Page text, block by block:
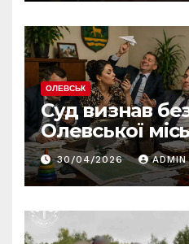
ОЛЕВСЬК
Суд визнав
Олевської
зобов’язав
порушення
30/04/2026 ADMIN